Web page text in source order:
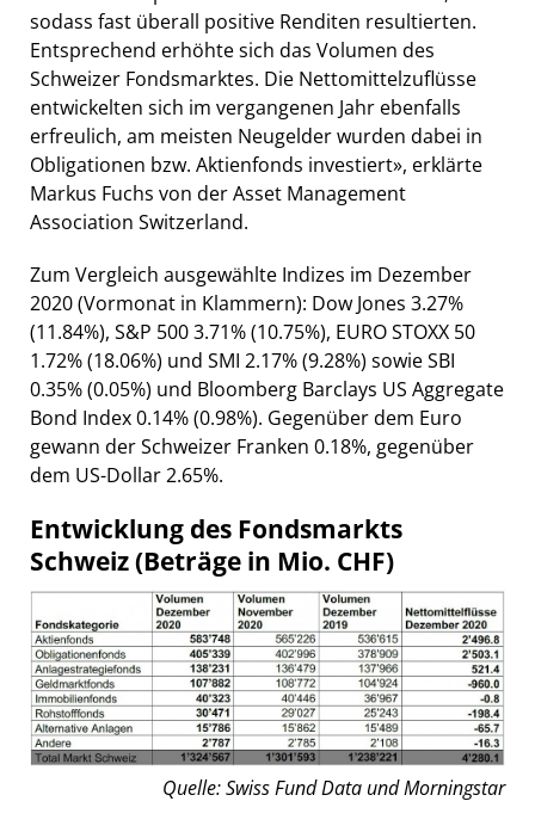
sodass fast überall positive Renditen resultierten.
Entsprechend erhöhte sich das Volumen des
Schweizer Fondsmarktes. Die Nettomittelzuflüsse
entwickelten sich im vergangenen Jahr ebenfalls
erfreulich, am meisten Neugelder wurden dabei in
Obligationen bzw. Aktienfonds investiert», erklärte
Markus Fuchs von der Asset Management
Association Switzerland.
Zum Vergleich ausgewählte Indizes im Dezember
2020 (Vormonat in Klammern): Dow Jones 3.27%
(11.84%), S&P 500 3.71% (10.75%), EURO STOXX 50
1.72% (18.06%) und SMI 2.17% (9.28%) sowie SBI
0.35% (0.05%) und Bloomberg Barclays US Aggregate
Bond Index 0.14% (0.98%). Gegenüber dem Euro
gewann der Schweizer Franken 0.18%, gegenüber
dem US-Dollar 2.65%.
Entwicklung des Fondsmarkts
Schweiz (Beträge in Mio. CHF)
Quelle: Swiss Fund Data und Morningstar